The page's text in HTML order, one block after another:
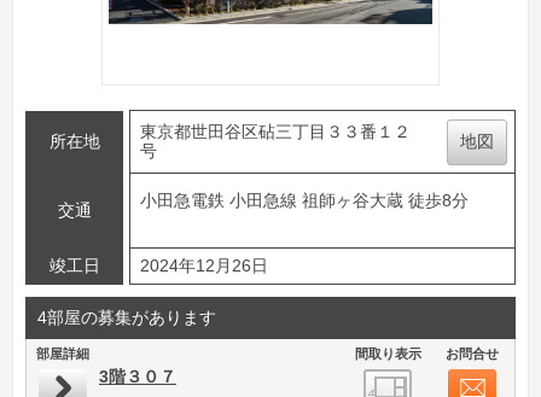
所在地
東京都世田谷区砧三丁目３３番１２
号
地図
交通
小田急電鉄 小田急線 祖師ヶ谷大蔵 徒歩8分
竣工日 2024年12月26日
4部屋の募集があります
部屋詳細 間取り表示 お問合せ
3階３０７